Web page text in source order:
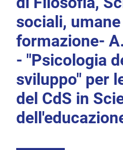
sociali,
formazione-
- "Psicologia
sviluppo" per
del CdS in